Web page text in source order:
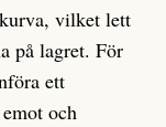
vilket lett
på lagret. För
ett
och